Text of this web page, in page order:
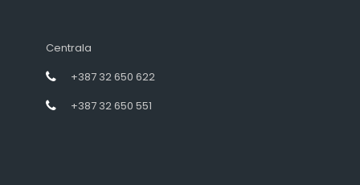
Centrala
+387 32 650 622
+387 32 650 551